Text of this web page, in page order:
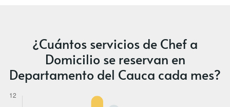
¿Cuántos servicios de Chef a
Domicilio se reservan en
Departamento del Cauca cada mes?